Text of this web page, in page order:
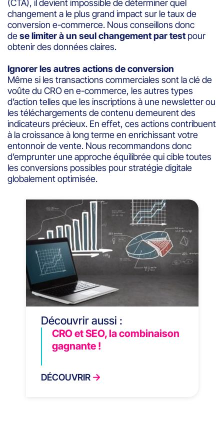
(CTA), il devient impossible de déterminer quel
changement a le plus grand impact sur le taux de
conversion e-commerce. Nous conseillons donc
dese limiter à un seul changement par test pour
obtenir des données claires.
Ignorer les autres actions de conversion
Même si les transactions commerciales sont la clé de
voûte du CRO en e-commerce, les autres types
d’action telles que les inscriptions à une newsletter ou
les téléchargements de contenu demeurent des
indicateurs précieux. En effet, ces actions contribuent
à la croissance à long terme en enrichissant votre
entonnoir de vente. Nous recommandons donc
d’emprunter une approche équilibrée qui cible toutes
les conversions possibles pour stratégie digitale
globalement optimisée.
Découvrir aussi :
CRO et SEO, la combinaison
gagnante !
DÉCOUVRIR